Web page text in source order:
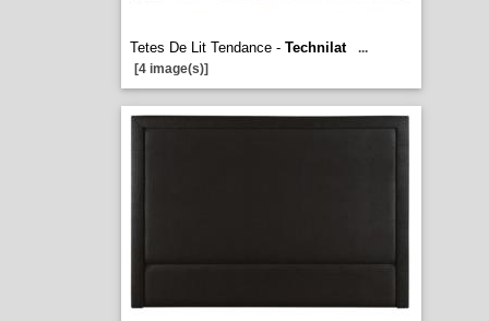
Tetes De Lit Tendance - Technilat
...
[4 image(s)]